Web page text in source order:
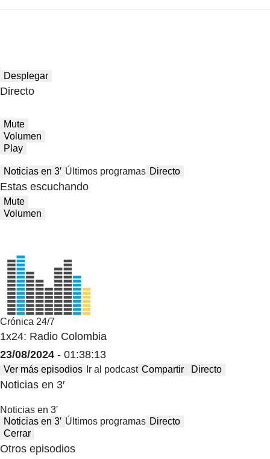
Desplegar
Directo
Mute
Volumen
Play
Noticias en 3′ Últimos programas Directo
Estas escuchando
Mute
Volumen
Crónica 24/7
1x24: Radio Colombia
23/08/2024 - 01:38:13
Ver más episodios Ir al podcast Compartir Directo
Noticias en 3′
Noticias en 3′
Noticias en 3′ Últimos programas Directo
Cerrar
Otros episodios